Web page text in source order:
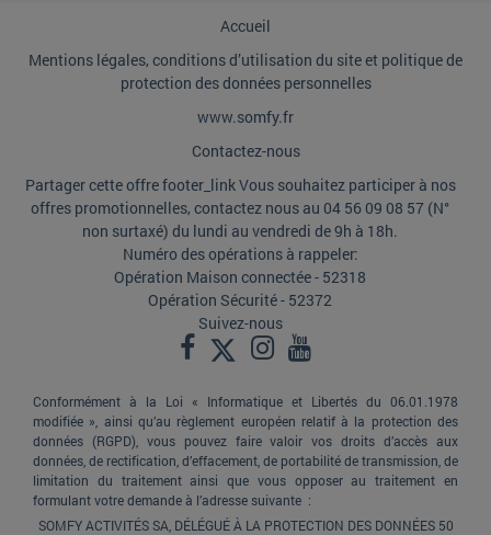
Accueil
Mentions légales, conditions d’utilisation du site et politique de
protection des données personnelles
www.somfy.fr
Contactez-nous
Partager cette offre footer_link Vous souhaitez participer à nos
offres promotionnelles, contactez nous au 04 56 09 08 57 (N°
non surtaxé) du lundi au vendredi de 9h à 18h.
Numéro des opérations à rappeler:
Opération Maison connectée - 52318
Opération Sécurité - 52372
Suivez-nous
Conformément à la Loi « Informatique et Libertés du 06.01.1978
modifiée », ainsi qu’au règlement européen relatif à la protection des
données (RGPD), vous pouvez faire valoir vos droits d’accès aux
données, de rectification, d’effacement, de portabilité de transmission, de
limitation du traitement ainsi que vous opposer au traitement en
formulant votre demande à l’adresse suivante :
SOMFY ACTIVITÉS SA, DÉLÉGUÉ À LA PROTECTION DES DONNÉES 50